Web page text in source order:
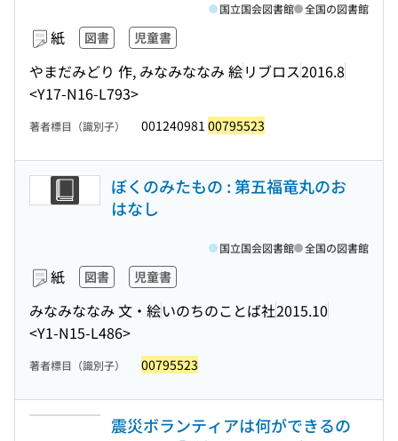
紙 図書 児童書
やまだみどり 作, みなみななみ 絵リブロス2016.8
<Y17-N16-L793>
国立国会図書館 全国の図書館
著者標目（識別子） 001240981 00795523
ぼくのみたもの : 第五福竜丸のお
はなし
紙 図書 児童書
みなみななみ 文・絵いのちのことば社2015.10
<Y1-N15-L486>
国立国会図書館 全国の図書館
著者標目（識別子） 00795523
震災ボランティアは何ができるの